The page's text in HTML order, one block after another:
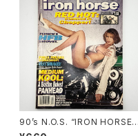
90’s N.O.S. “IRON HORSE”
magazine #138(Dec.’95 iss